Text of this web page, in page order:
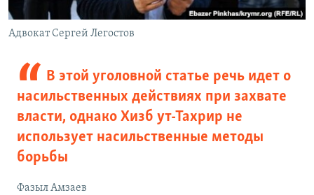
Адвокат Сергей Легостов
В этой уголовной статье речь идет о
насильственных действиях при захвате
власти, однако Хизб ут-Тахрир не
использует насильственные методы
борьбы
Фазыл Амзаев